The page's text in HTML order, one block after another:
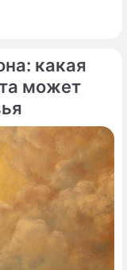
какая
может